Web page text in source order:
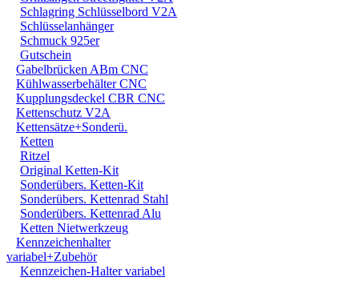
Schlagring Schlüsselbord V2A
Schlüsselanhänger
Schmuck 925er
Gutschein
Gabelbrücken ABm CNC
Kühlwasserbehälter CNC
Kupplungsdeckel CBR CNC
Kettenschutz V2A
Kettensätze+Sonderü.
Ketten
Ritzel
Original Ketten-Kit
Sonderübers. Ketten-Kit
Sonderübers. Kettenrad Stahl
Sonderübers. Kettenrad Alu
Ketten Nietwerkzeug
Kennzeichenhalter
variabel+Zubehör
Kennzeichen-Halter variabel